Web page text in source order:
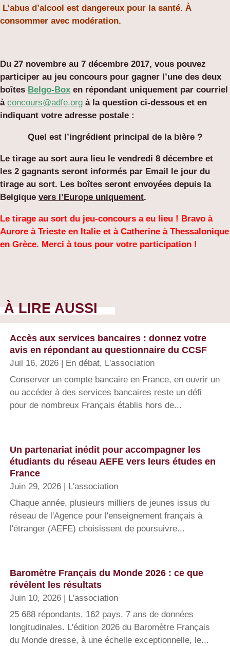
L’abus d’alcool est dangereux pour la santé. À
consommer avec modération.
Du 27 novembre au 7 décembre 2017, vous pouvez
participer au jeu concours pour gagner l’une des deux
boîtes Belgo-Box en répondant uniquement par courriel
à concours@adfe.org à la question ci-dessous et en
indiquant votre adresse postale :
Quel est l’ingrédient principal de la bière ?
Le tirage au sort aura lieu le vendredi 8 décembre et
les 2 gagnants seront informés par Email le jour du
tirage au sort. Les boîtes seront envoyées depuis la
Belgique vers l’Europe uniquement.
Le tirage au sort du jeu-concours a eu lieu ! Bravo à
Aurore à Trieste en Italie et à Catherine à Thessalonique
en Grèce. Merci à tous pour votre participation !
À LIRE AUSSI
Accès aux services bancaires : donnez votre
avis en répondant au questionnaire du CCSF
Juil 16, 2026 En débat, L'association
Conserver un compte bancaire en France, en ouvrir un
ou accéder à des services bancaires reste un défi
pour de nombreux Français établis hors de...
Un partenariat inédit pour accompagner les
étudiants du réseau AEFE vers leurs études en
France
Juin 29, 2026
L'association
Chaque année, plusieurs milliers de jeunes issus du
réseau de l'Agence pour l'enseignement français à
l'étranger (AEFE) choisissent de poursuivre...
Baromètre Français du Monde 2026 : ce que
révèlent les résultats
Juin 10, 2026
L'association
25 688 répondants, 162 pays, 7 ans de données
longitudinales. L'édition 2026 du Baromètre Français
du Monde dresse, à une échelle exceptionnelle, le...